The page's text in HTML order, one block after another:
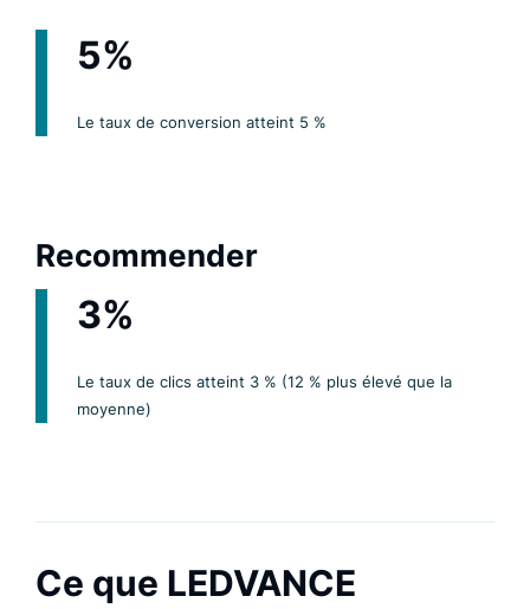
5%
Le taux de conversion atteint 5 %
Recommender
3%
Le taux de clics atteint 3 % (12 % plus élevé que la
moyenne)
Ce que LEDVANCE